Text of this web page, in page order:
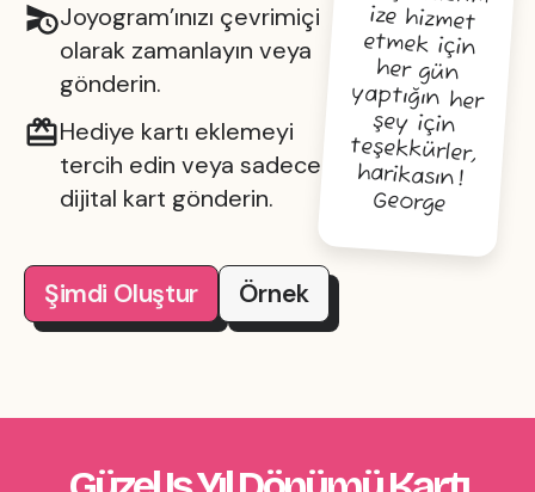
Joyogram’ınızı çevrimiçi
olarak zamanlayın veya
gönderin.
Hediye kartı eklemeyi
tercih edin veya sadece
dijital kart gönderin.
Şimdi Oluştur Örnek
harikasın!
George